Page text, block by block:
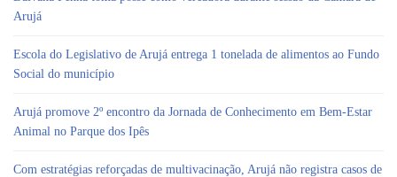
Arujá
Escola do Legislativo de Arujá entrega 1 tonelada de alimentos ao Fundo
Social do município
Arujá promove 2º encontro da Jornada de Conhecimento em Bem-Estar
Animal no Parque dos Ipês
Com estratégias reforçadas de multivacinação, Arujá não registra casos de